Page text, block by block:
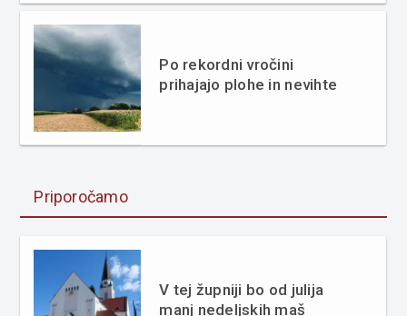
Po rekordni vročini
prihajajo plohe in nevihte
Priporočamo
V tej župniji bo od julija
manj nedeljskih maš